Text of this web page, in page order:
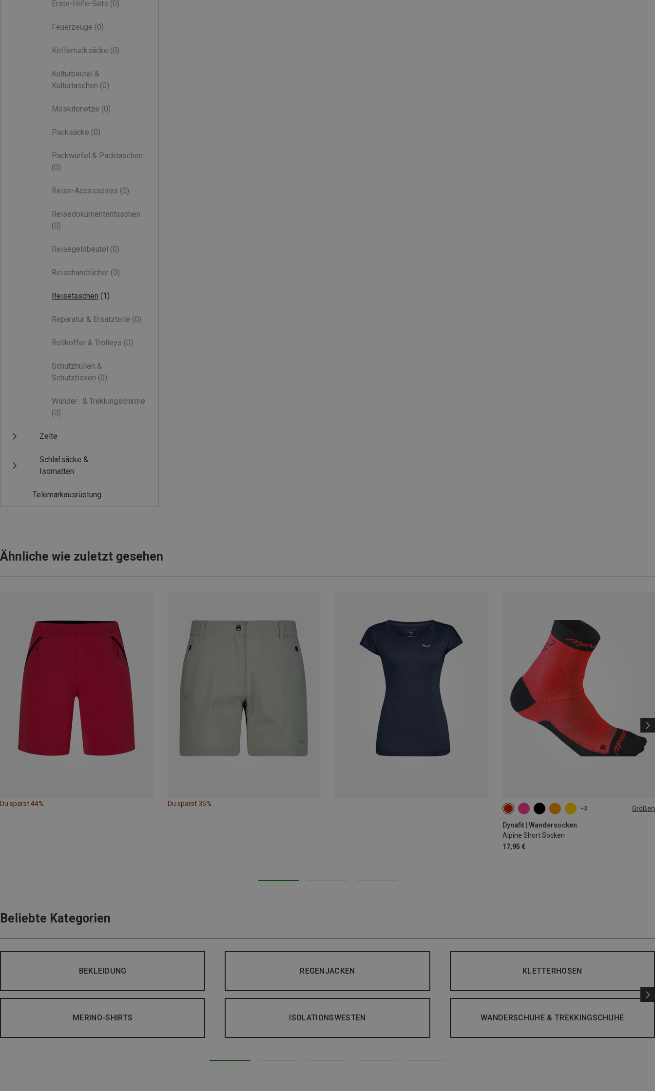
Erste-Hilfe-Sets (0)
Feuerzeuge (0)
Kofferrucksäcke (0)
Kulturbeutel &
Kulturtaschen (0)
Moskitonetze (0)
Packsäcke (0)
Packwürfel & Packtaschen
(0)
Reise-Accessoires (0)
Reisedokumententaschen
(0)
Reisegeldbeutel (0)
Reisehandtücher (0)
Reisetaschen (1)
Reparatur & Ersatzteile (0)
Rollkoffer & Trolleys (0)
Schutzhüllen &
Schutzboxen (0)
Wander- & Trekkingschirme
(0)
Zelte
Schlafsäcke &
Isomatten
Telemarkausrüstung
Ähnliche wie zuletzt gesehen
Du sparst 44% Du sparst 35%
+3 Größen
Dynafit | Wandersocken
Alpine Short Socken
17,95 €
39|40|41|42 43|44|45|46
Beliebte Kategorien
BEKLEIDUNG REGENJACKEN KLETTERHOSEN
MERINO-SHIRTS ISOLATIONSWESTEN WANDERSCHUHE & TREKKINGSCHUHE